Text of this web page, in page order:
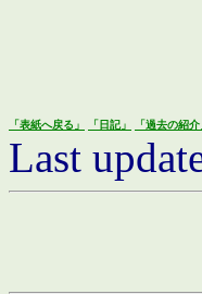
「表紙へ戻る」 「日記」 「過去の紹介
Last